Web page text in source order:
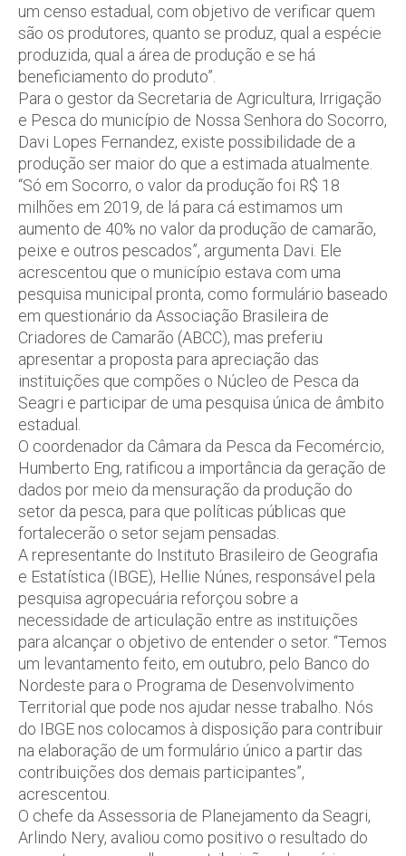
um censo estadual, com objetivo de verificar quem
são os produtores, quanto se produz, qual a espécie
produzida, qual a área de produção e se há
beneficiamento do produto”.
Para o gestor da Secretaria de Agricultura, Irrigação
e Pesca do município de Nossa Senhora do Socorro,
Davi Lopes Fernandez, existe possibilidade de a
produção ser maior do que a estimada atualmente.
“Só em Socorro, o valor da produção foi R$ 18
milhões em 2019, de lá para cá estimamos um
aumento de 40% no valor da produção de camarão,
peixe e outros pescados”, argumenta Davi. Ele
acrescentou que o município estava com uma
pesquisa municipal pronta, como formulário baseado
em questionário da Associação Brasileira de
Criadores de Camarão (ABCC), mas preferiu
apresentar a proposta para apreciação das
instituições que compões o Núcleo de Pesca da
Seagri e participar de uma pesquisa única de âmbito
estadual.
O coordenador da Câmara da Pesca da Fecomércio,
Humberto Eng, ratificou a importância da geração de
dados por meio da mensuração da produção do
setor da pesca, para que políticas públicas que
fortalecerão o setor sejam pensadas.
A representante do Instituto Brasileiro de Geografia
e Estatística (IBGE), Hellie Núnes, responsável pela
pesquisa agropecuária reforçou sobre a
necessidade de articulação entre as instituições
para alcançar o objetivo de entender o setor. “Temos
um levantamento feito, em outubro, pelo Banco do
Nordeste para o Programa de Desenvolvimento
Territorial que pode nos ajudar nesse trabalho. Nós
do IBGE nos colocamos à disposição para contribuir
na elaboração de um formulário único a partir das
contribuições dos demais participantes”,
acrescentou.
O chefe da Assessoria de Planejamento da Seagri,
Arlindo Nery, avaliou como positivo o resultado do